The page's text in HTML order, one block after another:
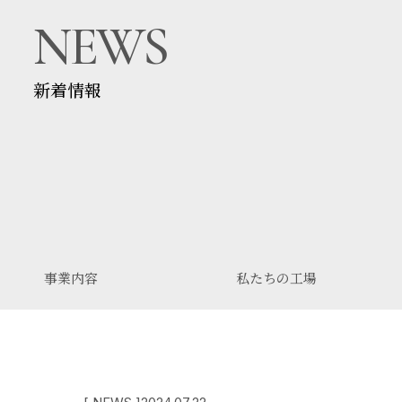
NEWS
新着情報
事業内容 私たちの工場